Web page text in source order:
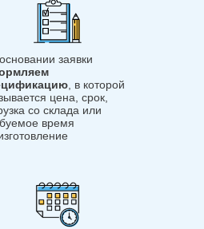
заявки
, в которой
цена, срок,
со склада или
время